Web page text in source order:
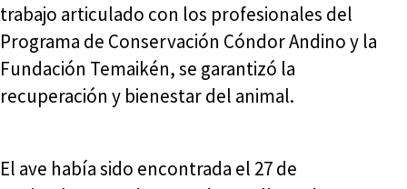
trabajo articulado con los profesionales del
Programa de Conservación Cóndor Andino y la
Fundación Temaikén, se garantizó la
recuperación y bienestar del animal.
El ave había sido encontrada el 27 de